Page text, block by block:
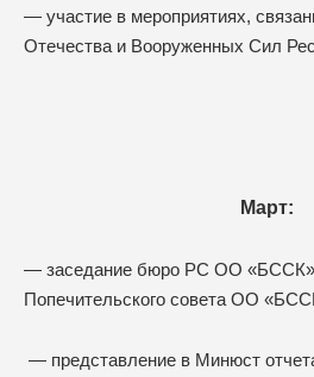
— участие в мероприятиях,
Отечества и Вооруженных Сил
Март:
— заседание бюро РС ОО «БССК»,
Попечительского совета ОО
— представление в Минюст